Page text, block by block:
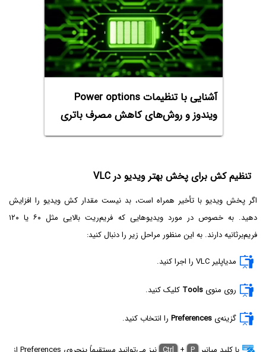
آشنایی با تنظیمات Power options
ویندوز و روش‌های کاهش مصرف باتری
تنظیم کش برای پخش بهتر ویدیو در VLC
اگر پخش ویدیو با تأخیر همراه است، بد نیست مقدار کش ویدیو را افزایش
دهید. به خصوص در مورد ویدیوهایی که فریم‌ریت بالایی مثل ۶۰ یا ۱۲۰
فریم‌برثانیه دارند. به این منظور مراحل زیر را دنبال کنید:
مدیاپلیر VLC را اجرا کنید.
روی منوی Tools کلیک کنید.
گزینه‌ی Preferences را انتخاب کنید.